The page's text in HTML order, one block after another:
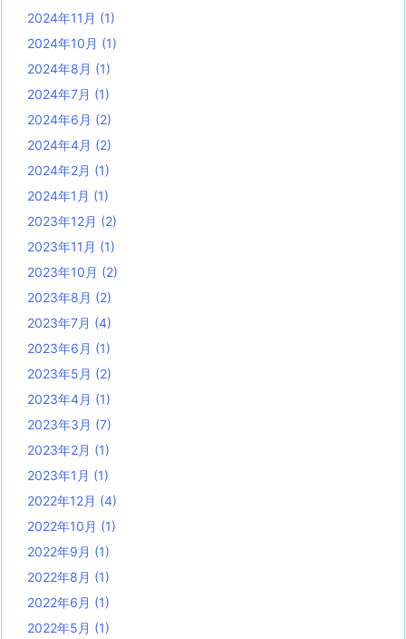
2024年11月 (1)
2024年10月 (1)
2024年8月 (1)
2024年7月 (1)
2024年6月 (2)
2024年4月 (2)
2024年2月 (1)
2024年1月 (1)
2023年12月 (2)
2023年11月 (1)
2023年10月 (2)
2023年8月 (2)
2023年7月 (4)
2023年6月 (1)
2023年5月 (2)
2023年4月 (1)
2023年3月 (7)
2023年2月 (1)
2023年1月 (1)
2022年12月 (4)
2022年10月 (1)
2022年9月 (1)
2022年8月 (1)
2022年6月 (1)
2022年5月 (1)